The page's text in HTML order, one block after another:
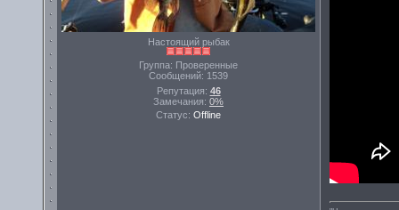
Настоящий рыбак
Группа: Проверенные
Сообщений: 1539
Репутация: 46
Замечания: 0%
Статус: Offline